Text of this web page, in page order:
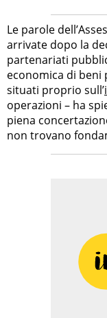
Le parole
arrivate dopo la
partenariati
economica di
situati proprio sull’
operazioni – ha
piena
non trovano